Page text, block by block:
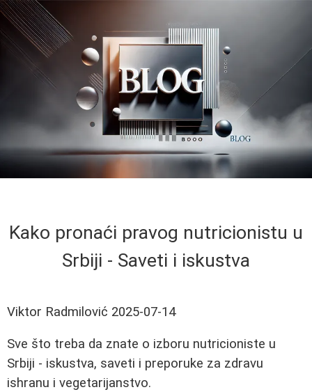
Kako pronaći pravog nutricionistu u
Srbiji - Saveti i iskustva
Viktor Radmilović 2025-07-14
Sve što treba da znate o izboru nutricioniste u
Srbiji - iskustva, saveti i preporuke za zdravu
ishranu i vegetarijanstvo.